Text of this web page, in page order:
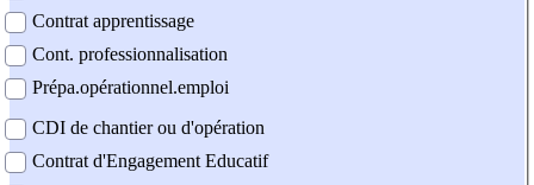
Contrat apprentissage
Cont. professionnalisation
Prépa.opérationnel.emploi
CDI de chantier ou d'opération
Contrat d'Engagement Educatif